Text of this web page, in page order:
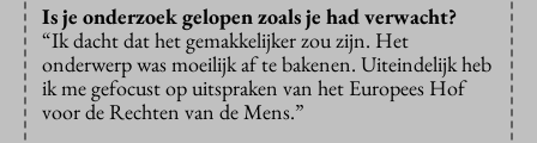
Is je onderzoek gelopen zoals je had verwacht?
“Ik dacht dat het gemakkelijker zou zijn. Het
onderwerp was moeilijk af te bakenen. Uiteindelijk heb
ik me gefocust op uitspraken van het Europees Hof
voor de Rechten van de Mens.”